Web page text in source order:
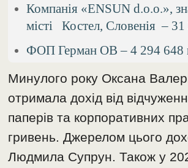
Компанія «ENSUN d.o.o.»,
місті Костел, Словенія – 31
ФОП Герман ОВ – 4 294 648
Минулого року Оксана
отримала дохід від
паперів та корпоративних
гривень. Джерелом цього
Людмила Супрун. Також у